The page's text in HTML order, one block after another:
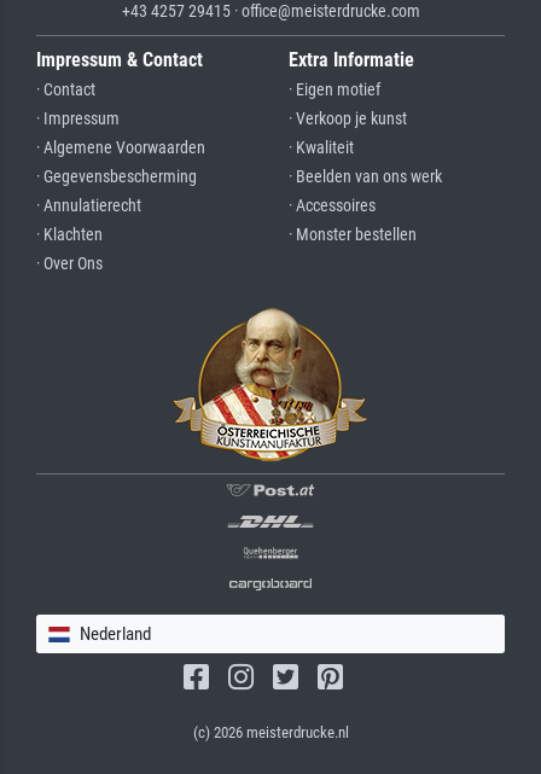
+43 4257 29415 · office@meisterdrucke.com
Impressum & Contact
· Contact
· Impressum
· Algemene Voorwaarden
· Gegevensbescherming
· Annulatierecht
· Klachten
· Over Ons
Extra Informatie
· Eigen motief
· Verkoop je kunst
· Kwaliteit
· Beelden van ons werk
· Accessoires
· Monster bestellen
Nederland
(c) 2026 meisterdrucke.nl